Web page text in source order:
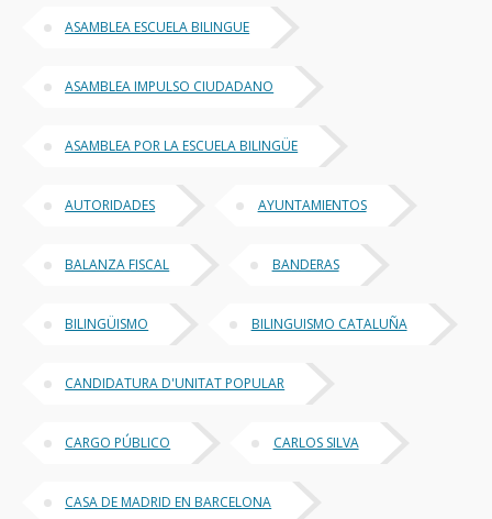
ASAMBLEA ESCUELA BILINGUE
ASAMBLEA IMPULSO CIUDADANO
ASAMBLEA POR LA ESCUELA BILINGÜE
AUTORIDADES AYUNTAMIENTOS
BALANZA FISCAL BANDERAS
BILINGÜISMO BILINGUISMO CATALUÑA
CANDIDATURA D'UNITAT POPULAR
CARGO PÚBLICO CARLOS SILVA
CASA DE MADRID EN BARCELONA